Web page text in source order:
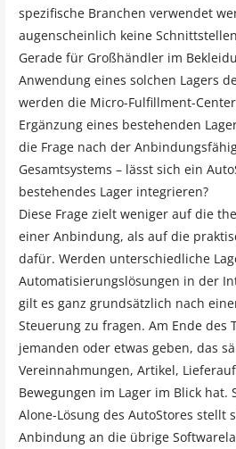
spezifische Branchen verwendet
augenscheinlich keine
Gerade für Großhändler im
Anwendung eines solchen Lagers
werden die Micro-Fulfillment-
Ergänzung eines bestehenden
die Frage nach der
Gesamtsystems – lässt sich ein
bestehendes Lager integrieren?
Diese Frage zielt weniger auf die
einer Anbindung, als auf die
dafür. Werden unterschiedliche
Automatisierungslösungen in der
gilt es ganz grundsätzlich nach
Steuerung zu fragen. Am Ende des
jemanden oder etwas geben, das
Vereinnahmungen, Artikel,
Bewegungen im Lager im Blick hat.
Alone-Lösung des AutoStores stellt
Anbindung an die übrige